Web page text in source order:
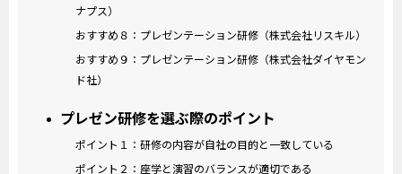
ナプス）
おすすめ８：プレゼンテーション研修（株式会社リスキル）
おすすめ９：プレゼンテーション研修（株式会社ダイヤモン
ド社）
プレゼン研修を選ぶ際のポイント
ポイント１：研修の内容が自社の目的と一致している
ポイント２：座学と演習のバランスが適切である